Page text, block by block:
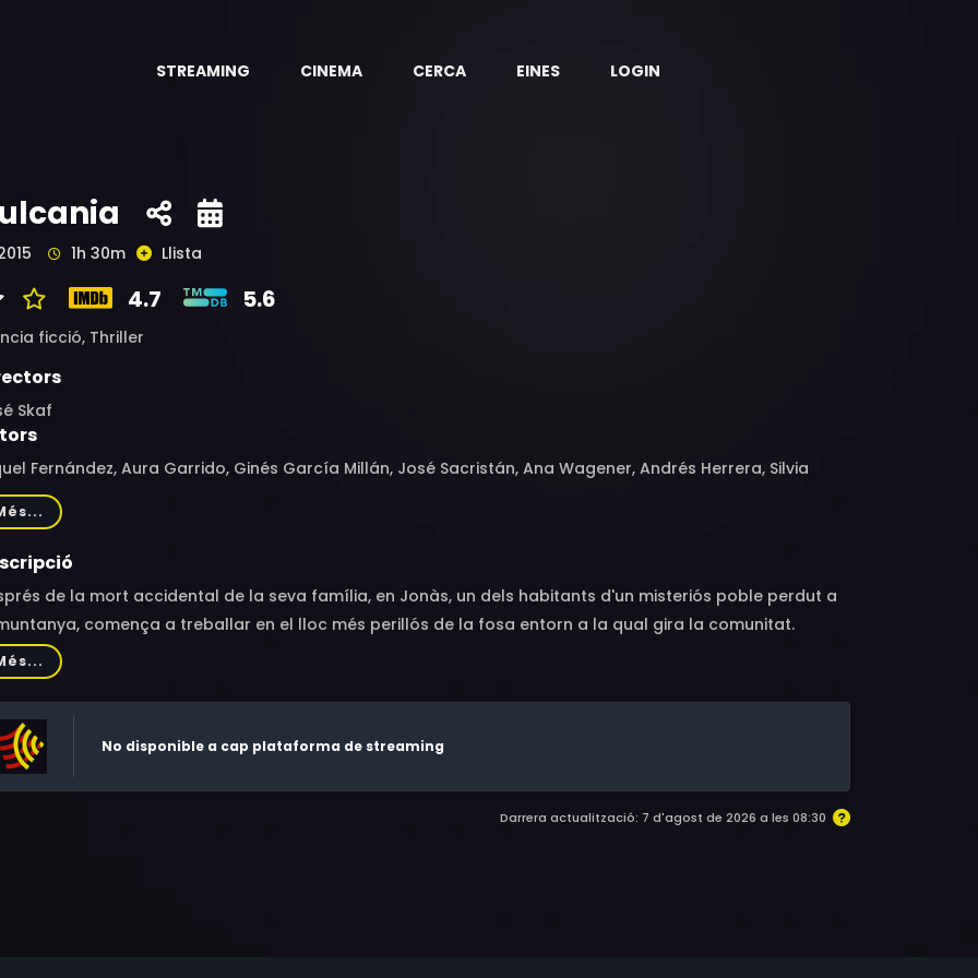
STREAMING CINEMA CERCA EINES LOGIN
1h 30m Llista
4.7 5.6
ficció, Thriller
Skaf
Fernández, Aura Garrido, Ginés García Millán, José Sacristán, Ana Wagener, Andrés Herrera, Silvia
Rubén Ochandiano, Jaime Olías
de la mort accidental de la seva família, en Jonàs, un dels habitants d'un misteriós poble perdut a
comença a treballar en el lloc més perillós de la fosa entorn a la qual gira la comunitat.
a la fàbrica de la Marta, una jove afectada per la mateixa tragèdia que ell, revifa el dolor
per la pèrdua dels seus éssers estimats i desperta en el seu interior la necessitat d'entendre el
succés. En Jonàs intentarà acostar-se a l'enigmàtica jove i, en el seu afany per descobrir el que
acabarà descobrint un misteri molt més gran. Un secret més important que no només té a veure amb
mort dels seus, sinó amb els fonaments mateixos de la seva comunitat i amb els líders que la governen.
No disponible a cap plataforma de streaming
Darrera actualització: 7 d'agost de 2026 a les 08:30